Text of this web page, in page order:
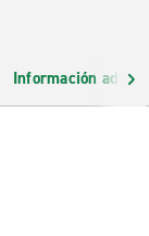
Información